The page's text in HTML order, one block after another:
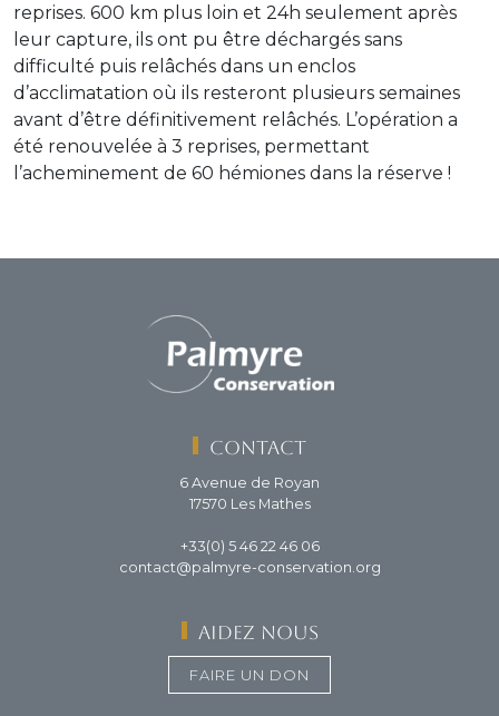
reprises. 600 km plus loin et 24h seulement après
leur capture, ils ont pu être déchargés sans
difficulté puis relâchés dans un enclos
d’acclimatation où ils resteront plusieurs semaines
avant d’être définitivement relâchés. L’opération a
été renouvelée à 3 reprises, permettant
l’acheminement de 60 hémiones dans la réserve !
Contact
6 Avenue de Royan
17570 Les Mathes
+33(0) 5 46 22 46 06
contact@palmyre-conservation.org
Aidez nous
FAIRE UN DON